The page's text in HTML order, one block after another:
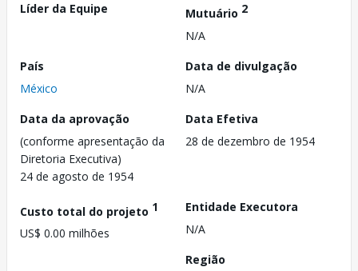
Líder da Equipe
Mutuário 2
N/A
País
México
Data de divulgação
N/A
Data da aprovação
(conforme apresentação da
Diretoria Executiva)
24 de agosto de 1954
Data Efetiva
28 de dezembro de 1954
Custo total do projeto 1
US$ 0.00 milhões
Entidade Executora
N/A
Região